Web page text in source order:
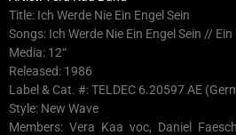
Title: Ich Werde Nie Ein Engel Sein
Songs: Ich Werde Nie Ein Engel Sein // Ein
Media: 12“
Released: 1986
Label & Cat. #: TELDEC 6.20597 AE
Style: New Wave
Members: Vera Kaa voc, Daniel